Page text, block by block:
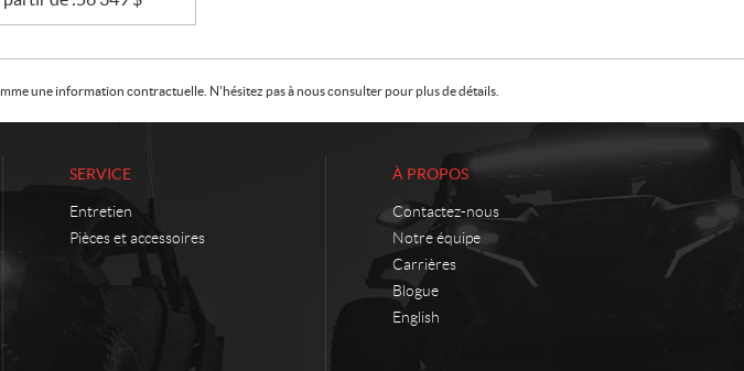
une information contractuelle. N'hésitez pas à nous consulter pour plus de détails.
SERVICE
Entretien
Pièces et accessoires
À PROPOS
Contactez-nous
Notre équipe
Carrières
Blogue
English